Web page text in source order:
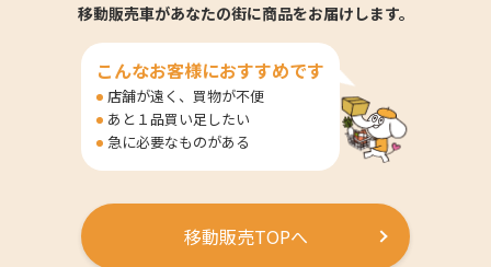
移動販売車があなたの街に商品をお届けします。
こんなお客様におすすめです
店舗が遠く、買物が不便
あと１品買い足したい
急に必要なものがある
移動販売TOPへ